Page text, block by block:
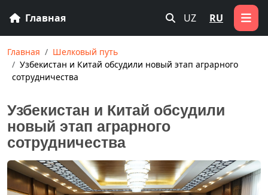
Главная UZ RU
Главная
Шелковый путь
Узбекистан и Китай обсудили новый этап аграрного
сотрудничества
Узбекистан и Китай обсудили
новый этап аграрного
сотрудничества